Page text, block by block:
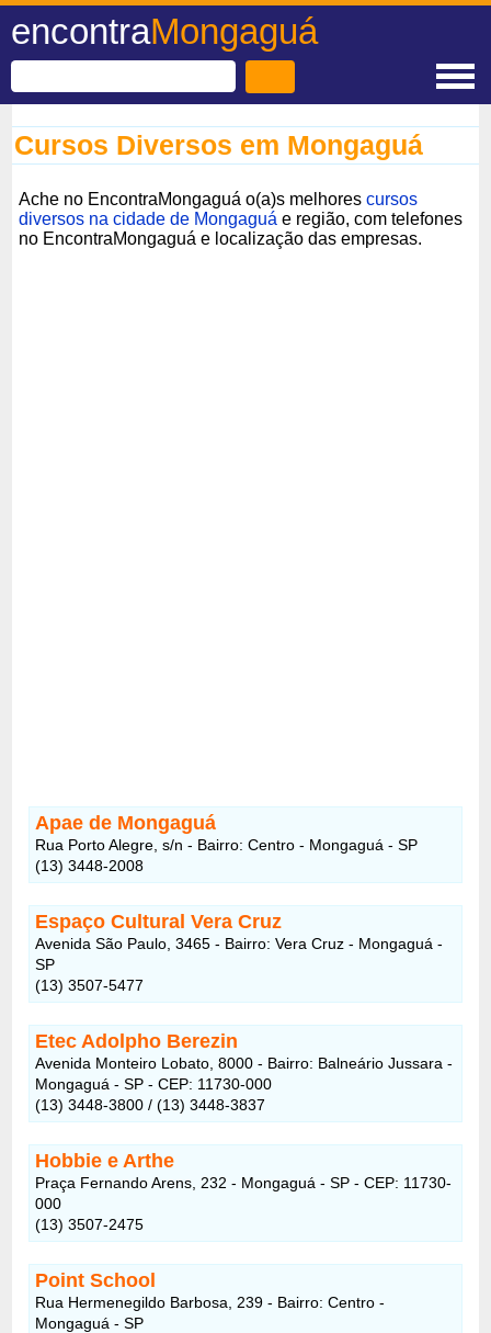
encontraMongaguá
Cursos Diversos em Mongaguá
Ache no EncontraMongaguá o(a)s melhorescursos
diversos na cidade de Mongaguá e região, com telefones
no EncontraMongaguá e localização das empresas.
Apae de Mongaguá
Rua Porto Alegre, s/n - Bairro: Centro - Mongaguá - SP
(13) 3448-2008
Espaço Cultural Vera Cruz
Avenida São Paulo, 3465 - Bairro: Vera Cruz - Mongaguá -
SP
(13) 3507-5477
Etec Adolpho Berezin
Avenida Monteiro Lobato, 8000 - Bairro: Balneário Jussara -
Mongaguá - SP - CEP: 11730-000
(13) 3448-3800 / (13) 3448-3837
Hobbie e Arthe
Praça Fernando Arens, 232 - Mongaguá - SP - CEP: 11730-
000
(13) 3507-2475
Point School
Rua Hermenegildo Barbosa, 239 - Bairro: Centro -
Mongaguá - SP